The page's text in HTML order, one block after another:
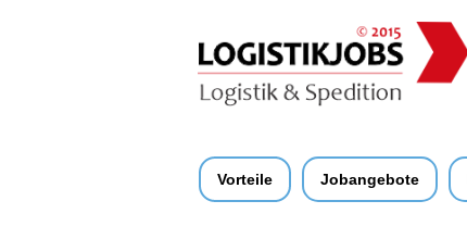
Vorteile Jobangebote